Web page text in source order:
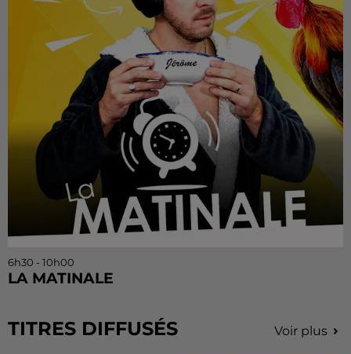
6h30 - 10h00
LA MATINALE
TITRES DIFFUSÉS Voir plus